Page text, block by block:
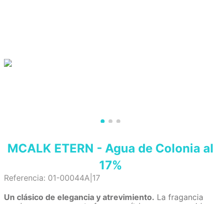
MCALK ETERN - Agua de Colonia al
17%
Referencia: 01-00044A|17
Un clásico de elegancia y atrevimiento. La fragancia